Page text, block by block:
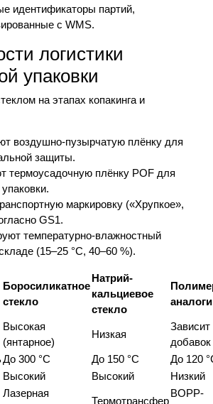
идентификаторы партий,
с WMS.
логистики
упаковки
на этапах копакинга и
воздушно-пузырчатую плёнку для
защиты.
термоусадочную плёнку POF для
маркировку («Хрупкое»,
GS1.
температурно-влажностный
(15–25 °C, 40–60 %).
Боросиликатное
стекло
Натрий-
кальциевое
стекло
аналоги
Высокая
(янтарное)
Низкая
Зависит
добавок
До 300 °C До 150 °C
До 120
Высокий Высокий
Низкий
Лазерная
Термотрансфер
BOPP-